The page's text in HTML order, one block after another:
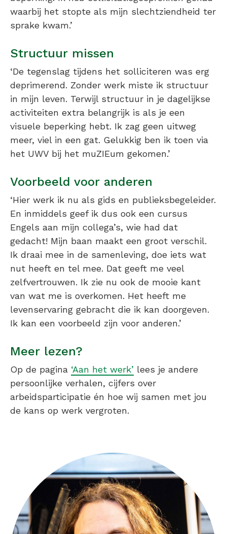
waarbij het stopte als mijn slechtziendheid ter
sprake kwam.’
Structuur missen
‘De tegenslag tijdens het solliciteren was erg
deprimerend. Zonder werk miste ik structuur
in mijn leven. Terwijl structuur in je dagelijkse
activiteiten extra belangrijk is als je een
visuele beperking hebt. Ik zag geen uitweg
meer, viel in een gat. Gelukkig ben ik toen via
het UWV bij het muZIEum gekomen.’
Voorbeeld voor anderen
‘Hier werk ik nu als gids en publieksbegeleider.
En inmiddels geef ik dus ook een cursus
Engels aan mijn collega’s, wie had dat
gedacht! Mijn baan maakt een groot verschil.
Ik draai mee in de samenleving, doe iets wat
nut heeft en tel mee. Dat geeft me veel
zelfvertrouwen. Ik zie nu ook de mooie kant
van wat me is overkomen. Het heeft me
levenservaring gebracht die ik kan doorgeven.
Ik kan een voorbeeld zijn voor anderen.’
Meer lezen?
Op de pagina ‘Aan het werk’ lees je andere
persoonlijke verhalen, cijfers over
arbeidsparticipatie én hoe wij samen met jou
de kans op werk vergroten.